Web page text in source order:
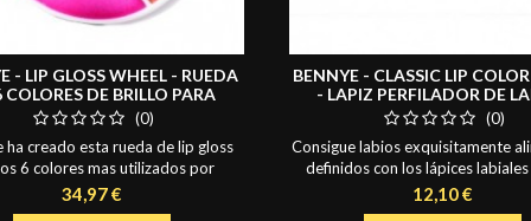
- LIP GLOSS WHEEL - RUEDA
COLORES DE BRILLO PARA
LABIOS 26.6 GR
(0)
ha creado esta rueda de lip gloss
6 colores mas utilizados por
clientes. ¡ Oferta especial hasta
stock para nuestros clientes
Precio
34,97 €
BENNYE - CLASSIC LIP
- LAPIZ PERFILADOR DE
COLORES CLASICO 1.4
(0)
Consigue labios exquisitamente
definidos con los lápices labiales
Nye, el color concentrado y la
cremosa facilitan el llenado y la
Precio
12,10 €